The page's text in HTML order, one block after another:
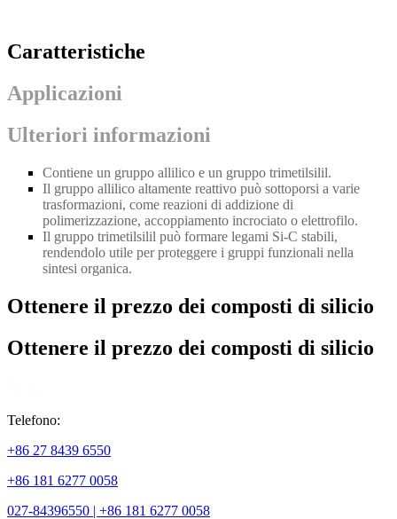
Caratteristiche
Applicazioni
Ulteriori informazioni
Contiene un gruppo allilico e un gruppo trimetilsilil.
Il gruppo allilico altamente reattivo può sottoporsi a varie
trasformazioni, come reazioni di addizione di
polimerizzazione, accoppiamento incrociato o elettrofilo.
Il gruppo trimetilsilil può formare legami Si-C stabili,
rendendolo utile per proteggere i gruppi funzionali nella
sintesi organica.
Ottenere il prezzo dei composti di silicio
Ottenere il prezzo dei composti di silicio
Telefono:
+86 27 8439 6550
+86 181 6277 0058
027-84396550 | +86 181 6277 0058